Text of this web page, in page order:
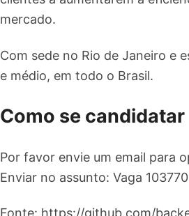
mercado.
Com sede no Rio de Janeiro e
e médio, em todo o Brasil.
Como se candidatar
Por favor envie um email para
Enviar no assunto: Vaga
Fonte: https://github.com/